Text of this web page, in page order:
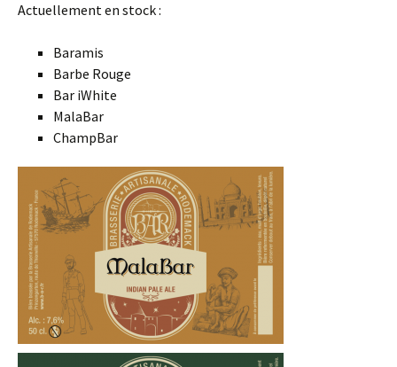
Actuellement en stock :
Baramis
Barbe Rouge
Bar iWhite
MalaBar
ChampBar